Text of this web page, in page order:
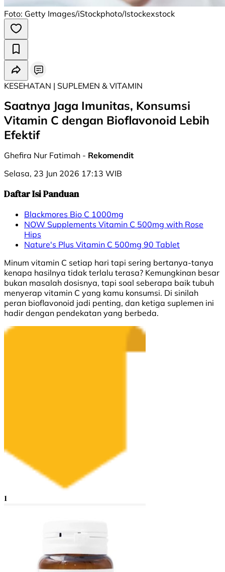
Foto: Getty Images/iStockphoto/Istockexstock
KESEHATAN | SUPLEMEN & VITAMIN
Saatnya Jaga Imunitas, Konsumsi
Vitamin C dengan Bioflavonoid Lebih
Efektif
Ghefira Nur Fatimah - Rekomendit
Selasa, 23 Jun 2026 17:13 WIB
Daftar Isi Panduan
Blackmores Bio C 1000mg
NOW Supplements Vitamin C 500mg with Rose
Hips
Nature's Plus Vitamin C 500mg 90 Tablet
Minum vitamin C setiap hari tapi sering bertanya-tanya
kenapa hasilnya tidak terlalu terasa? Kemungkinan besar
bukan masalah dosisnya, tapi soal seberapa baik tubuh
menyerap vitamin C yang kamu konsumsi. Di sinilah
peran bioflavonoid jadi penting, dan ketiga suplemen ini
hadir dengan pendekatan yang berbeda.
1